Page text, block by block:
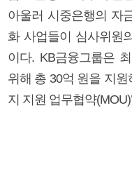
아울러 시중은행의 자
화 사업들이 심사위원
이다. KB금융그룹은
위해 총 30억 원을 지원
지 지원 업무협약